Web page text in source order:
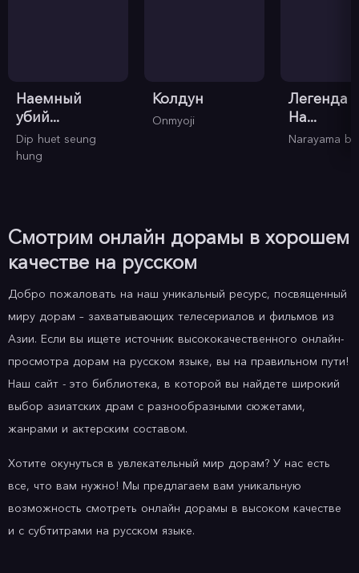
Наемный
убий...
Dip huet seung
hung
Колдун
Onmyoji
Легенда
На...
Narayama
Смотрим онлайн дорамы в хорошем
качестве на русском
Добро пожаловать на наш уникальный ресурс, посвященный
миру дорам – захватывающих телесериалов и фильмов из
Азии. Если вы ищете источник высококачественного онлайн-
просмотра дорам на русском языке, вы на правильном пути!
Наш сайт - это библиотека, в которой вы найдете широкий
выбор азиатских драм с разнообразными сюжетами,
жанрами и актерским составом.
Хотите окунуться в увлекательный мир дорам? У нас есть
все, что вам нужно! Мы предлагаем вам уникальную
возможность смотреть онлайн дорамы в высоком качестве
и с субтитрами на русском языке.